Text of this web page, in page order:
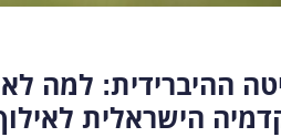
ההיברידית: למה לא
הישראלית